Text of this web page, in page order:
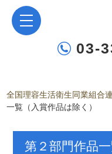
03-
全国理容生活衛生同業組合
一覧（入賞作品は除く）
第２部門作品